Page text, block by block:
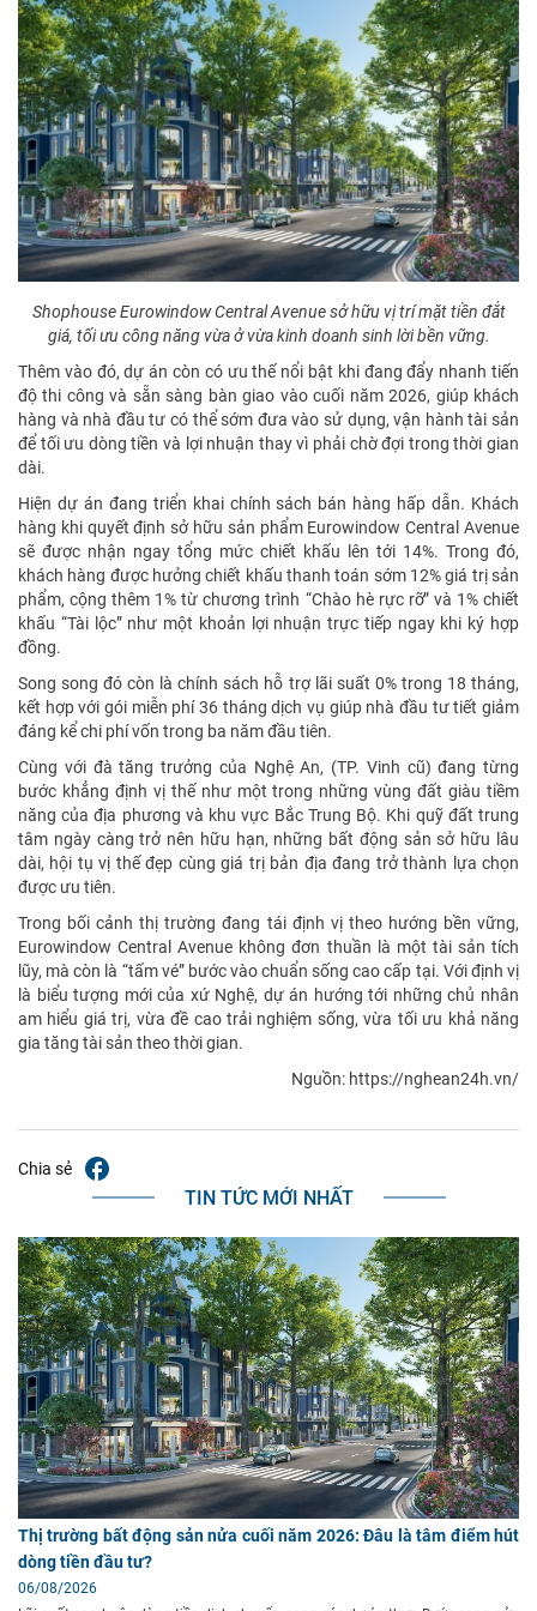
Shophouse Eurowindow Central Avenue sở hữu vị trí mặt tiền đắt
giá, tối ưu công năng vừa ở vừa kinh doanh sinh lời bền vững.
Thêm vào đó, dự án còn có ưu thế nổi bật khi đang đẩy nhanh tiến
độ thi công và sẵn sàng bàn giao vào cuối năm 2026, giúp khách
hàng và nhà đầu tư có thể sớm đưa vào sử dụng, vận hành tài sản
để tối ưu dòng tiền và lợi nhuận thay vì phải chờ đợi trong thời gian
dài.
Hiện dự án đang triển khai chính sách bán hàng hấp dẫn. Khách
hàng khi quyết định sở hữu sản phẩm Eurowindow Central Avenue
sẽ được nhận ngay tổng mức chiết khấu lên tới 14%. Trong đó,
khách hàng được hưởng chiết khấu thanh toán sớm 12% giá trị sản
phẩm, cộng thêm 1% từ chương trình “Chào hè rực rỡ” và 1% chiết
khấu “Tài lộc” như một khoản lợi nhuận trực tiếp ngay khi ký hợp
đồng.
Song song đó còn là chính sách hỗ trợ lãi suất 0% trong 18 tháng,
kết hợp với gói miễn phí 36 tháng dịch vụ giúp nhà đầu tư tiết giảm
đáng kể chi phí vốn trong ba năm đầu tiên.
Cùng với đà tăng trưởng của Nghệ An, (TP. Vinh cũ) đang từng
bước khẳng định vị thế như một trong những vùng đất giàu tiềm
năng của địa phương và khu vực Bắc Trung Bộ. Khi quỹ đất trung
tâm ngày càng trở nên hữu hạn, những bất động sản sở hữu lâu
dài, hội tụ vị thế đẹp cùng giá trị bản địa đang trở thành lựa chọn
được ưu tiên.
Trong bối cảnh thị trường đang tái định vị theo hướng bền vững,
Eurowindow Central Avenue không đơn thuần là một tài sản tích
lũy, mà còn là “tấm vé” bước vào chuẩn sống cao cấp tại. Với định vị
là biểu tượng mới của xứ Nghệ, dự án hướng tới những chủ nhân
am hiểu giá trị, vừa đề cao trải nghiệm sống, vừa tối ưu khả năng
gia tăng tài sản theo thời gian.
Nguồn: https://nghean24h.vn/
Chia sẻ
TIN TỨC MỚI NHẤT
Thị trường bất động sản nửa cuối năm 2026: Đâu là tâm điểm hút
dòng tiền đầu tư?
06/08/2026